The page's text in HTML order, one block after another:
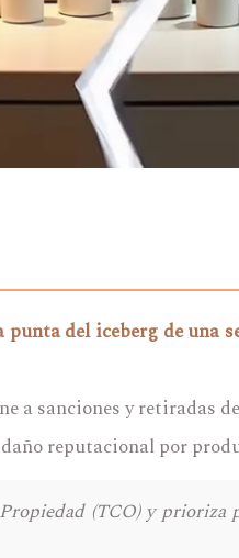
del iceberg de
a sanciones y retiradas
reputacional por
(TCO) y